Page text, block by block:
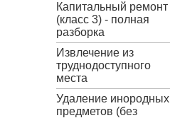
Капитальный ремонт
(класс 3) - полная
разборка
Извлечение из
труднодоступного
места
Удаление инородных
предметов (без